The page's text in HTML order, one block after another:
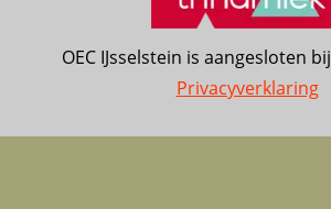
OEC IJsselstein is aangesloten bij
Privacyverklaring